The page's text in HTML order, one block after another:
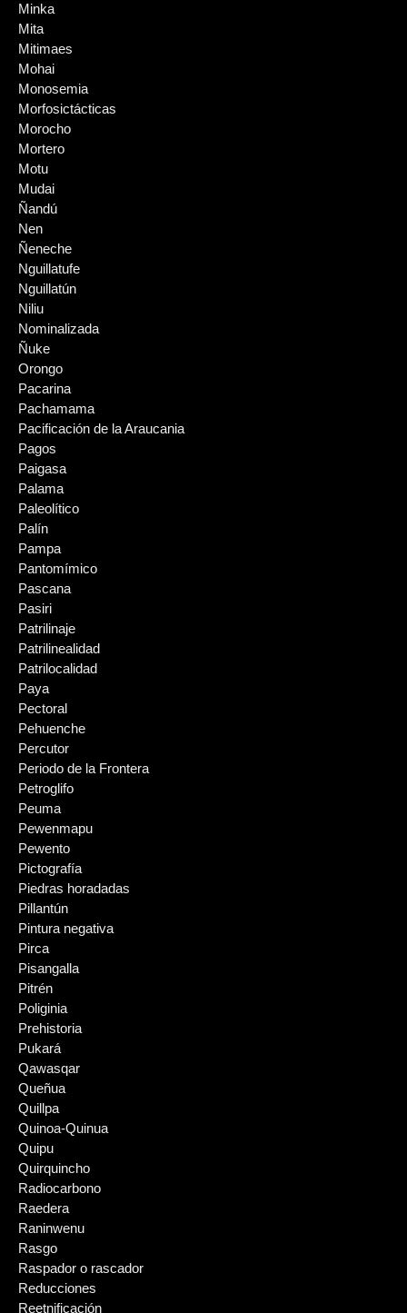
Minka
Mita
Mitimaes
Mohai
Monosemia
Morfosictácticas
Morocho
Mortero
Motu
Mudai
Ñandú
Nen
Ñeneche
Nguillatufe
Nguillatún
Niliu
Nominalizada
Ñuke
Orongo
Pacarina
Pachamama
Pacificación de la Araucania
Pagos
Paigasa
Palama
Paleolítico
Palín
Pampa
Pantomímico
Pascana
Pasiri
Patrilinaje
Patrilinealidad
Patrilocalidad
Paya
Pectoral
Pehuenche
Percutor
Periodo de la Frontera
Petroglifo
Peuma
Pewenmapu
Pewento
Pictografía
Piedras horadadas
Pillantún
Pintura negativa
Pirca
Pisangalla
Pitrén
Poliginia
Prehistoria
Pukará
Qawasqar
Queñua
Quillpa
Quinoa-Quinua
Quipu
Quirquincho
Radiocarbono
Raedera
Raninwenu
Rasgo
Raspador o rascador
Reducciones
Reetnificación